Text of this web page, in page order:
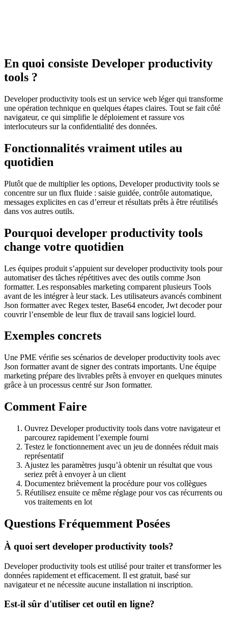
En quoi consiste Developer productivity
tools ?
Developer productivity tools est un service web léger qui transforme
une opération technique en quelques étapes claires. Tout se fait côté
navigateur, ce qui simplifie le déploiement et rassure vos
interlocuteurs sur la confidentialité des données.
Fonctionnalités vraiment utiles au
quotidien
Plutôt que de multiplier les options, Developer productivity tools se
concentre sur un flux fluide : saisie guidée, contrôle automatique,
messages explicites en cas d’erreur et résultats prêts à être réutilisés
dans vos autres outils.
Pourquoi developer productivity tools
change votre quotidien
Les équipes produit s’appuient sur developer productivity tools pour
automatiser des tâches répétitives avec des outils comme Json
formatter. Les responsables marketing comparent plusieurs Tools
avant de les intégrer à leur stack. Les utilisateurs avancés combinent
Json formatter avec Regex tester, Base64 encoder, Jwt decoder pour
couvrir l’ensemble de leur flux de travail sans logiciel lourd.
Exemples concrets
Une PME vérifie ses scénarios de developer productivity tools avec
Json formatter avant de signer des contrats importants. Une équipe
marketing prépare des livrables prêts à envoyer en quelques minutes
grâce à un processus centré sur Json formatter.
Comment Faire
Ouvrez Developer productivity tools dans votre navigateur et
parcourez rapidement l’exemple fourni
Testez le fonctionnement avec un jeu de données réduit mais
représentatif
Ajustez les paramètres jusqu’à obtenir un résultat que vous
seriez prêt à envoyer à un client
Documentez brièvement la procédure pour vos collègues
Réutilisez ensuite ce même réglage pour vos cas récurrents ou
vos traitements en lot
Questions Fréquemment Posées
À quoi sert developer productivity tools?
Developer productivity tools est utilisé pour traiter et transformer les
données rapidement et efficacement. Il est gratuit, basé sur
navigateur et ne nécessite aucune installation ni inscription.
Est-il sûr d'utiliser cet outil en ligne?